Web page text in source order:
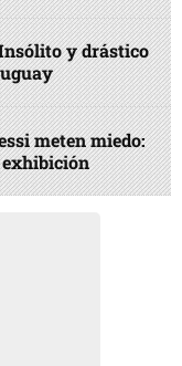
y drástico
meten miedo: